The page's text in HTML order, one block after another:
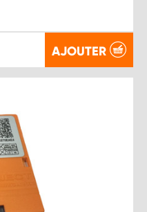
AJOUTER